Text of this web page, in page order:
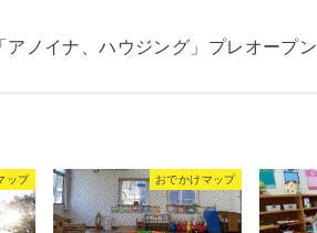
ノイナ、ハウジング」プレオープン
ップ おでかけマップ